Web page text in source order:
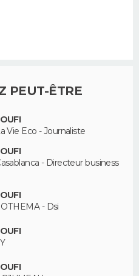
PEUT-ÊTRE
Vie Eco - Journaliste
- Directeur business
- Dsi